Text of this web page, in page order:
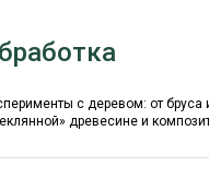
с деревом: от бруса
древесине и